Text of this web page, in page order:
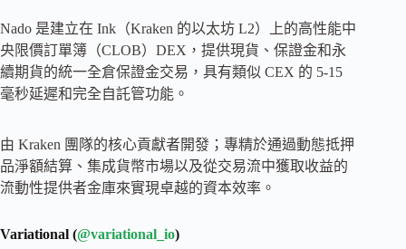
Nado 是建立在 Ink（Kraken 的以太坊 L2）上的高性能中
央限價訂單簿（CLOB）DEX，提供現貨、保證金和永
續期貨的統一全倉保證金交易，具有類似 CEX 的 5-15
毫秒延遲和完全自託管功能。
由 Kraken 團隊的核心貢獻者開發；專精於通過動態抵押
品淨額結算、集成貨幣市場以及從交易流中獲取收益的
流動性提供者金庫來實現卓越的資本效率。
Variational (@variational_io)